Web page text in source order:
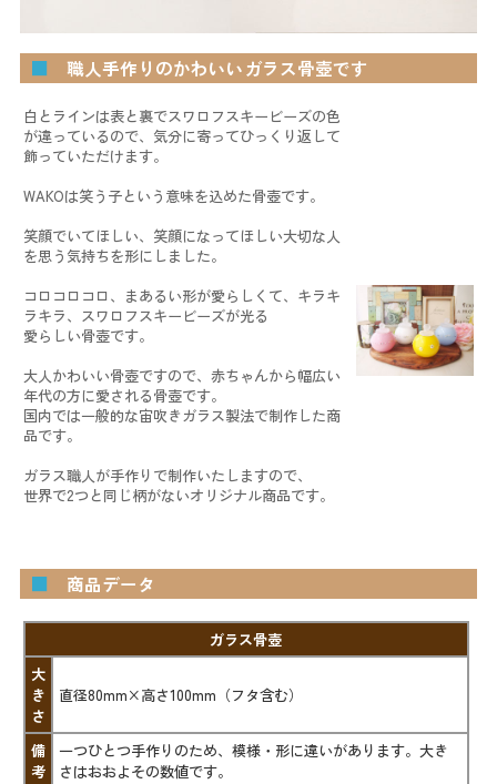
■ 職人手作りのかわいいガラス骨壺です
白とラインは表と裏でスワロフスキービーズの色
が違っているので、気分に寄ってひっくり返して
飾っていただけます。
WAKOは笑う子という意味を込めた骨壺です。
笑顔でいてほしい、笑顔になってほしい大切な人
を思う気持ちを形にしました。
コロコロコロ、まあるい形が愛らしくて、キラキ
ラキラ、スワロフスキービーズが光る
愛らしい骨壺です。
大人かわいい骨壺ですので、赤ちゃんから幅広い
年代の方に愛される骨壺です。
国内では一般的な宙吹きガラス製法で制作した商
品です。
ガラス職人が手作りで制作いたしますので、
世界で2つと同じ柄がないオリジナル商品です。
■ 商品データ
ガラス骨壺
大
き
さ
直径80mm×高さ100mm（フタ含む）
備
考
一つひとつ手作りのため、模様・形に違いがあります。大き
さはおおよその数値です。